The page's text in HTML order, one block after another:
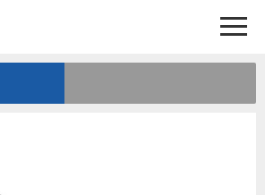
关于我们
产品中心